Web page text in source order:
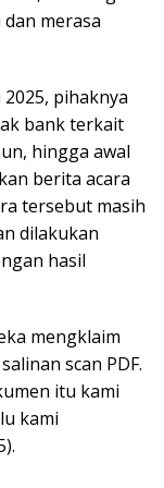
merasa
2025, pihaknya
bank terkait
hingga awal
berita acara
tersebut masih
dilakukan
hasil
mengklaim
scan PDF.
itu kami
kami